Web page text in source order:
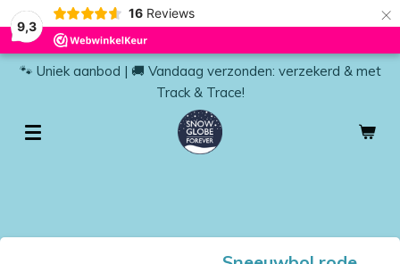
9,3
16 Reviews ×
🐾 Uniek aanbod | 🚚 Vandaag verzonden: verzekerd & met
Track & Trace!